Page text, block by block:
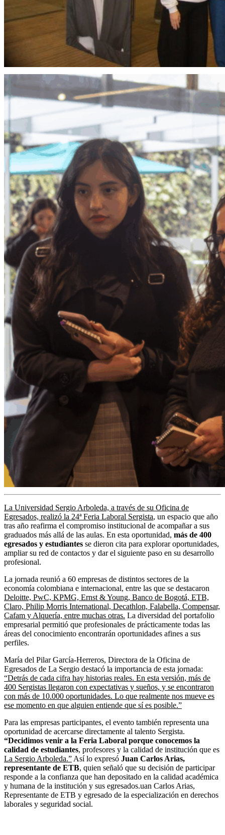
La Universidad Sergio Arboleda, a través de su Oficina de
Egresados, realizó la 24ª Feria Laboral Sergista, un espacio que año
tras año reafirma el compromiso institucional de acompañar a sus
graduados más allá de las aulas. En esta oportunidad, más de 400
egresados y estudiantes se dieron cita para explorar oportunidades,
ampliar su red de contactos y dar el siguiente paso en su desarrollo
profesional.
La jornada reunió a 60 empresas de distintos sectores de la
economía colombiana e internacional, entre las que se destacaron
Deloitte, PwC, KPMG, Ernst & Young, Banco de Bogotá, ETB,
Claro, Philip Morris International, Decathlon, Falabella, Compensar,
Cafam y Alquería, entre muchas otras. La diversidad del portafolio
empresarial permitió que profesionales de prácticamente todas las
áreas del conocimiento encontrarán oportunidades afines a sus
perfiles.
María del Pilar García-Herreros, Directora de la Oficina de
Egresados de La Sergio destacó la importancia de esta jornada:
“Detrás de cada cifra hay historias reales. En esta versión, más de
400 Sergistas llegaron con expectativas y sueños, y se encontraron
con más de 10.000 oportunidades. Lo que realmente nos mueve es
ese momento en que alguien entiende que sí es posible.”
Para las empresas participantes, el evento también representa una
oportunidad de acercarse directamente al talento Sergista.
“Decidimos venir a la Feria Laboral porque conocemos la
calidad de estudiantes, profesores y la calidad de institución que es
La Sergio Arboleda.”Así lo expresó Juan Carlos Arias,
representante de ETB, quien señaló que su decisión de participar
responde a la confianza que han depositado en la calidad académica
y humana de la institución y sus egresados.uan Carlos Arias,
Representante de ETB y egresado de la especialización en derechos
laborales y seguridad social.